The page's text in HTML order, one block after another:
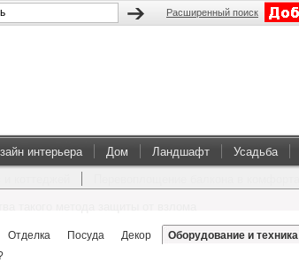
Расширенный поиск
интерьера Дом Ландшафт Усадьба
Отделка Посуда Декор Оборудование и техника